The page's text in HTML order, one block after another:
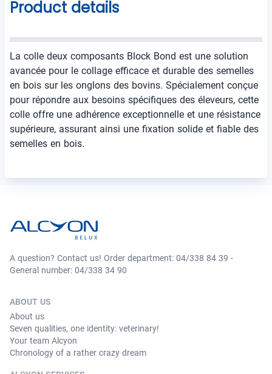
Product details
La colle deux composants Block Bond est une solution
avancée pour le collage efficace et durable des semelles
en bois sur les onglons des bovins. Spécialement conçue
pour répondre aux besoins spécifiques des éleveurs, cette
colle offre une adhérence exceptionnelle et une résistance
supérieure, assurant ainsi une fixation solide et fiable des
semelles en bois.
A question? Contact us! Order department: 04/338 84 39 -
General number: 04/338 34 90
ABOUT US
About us
Seven qualities, one identity: veterinary!
Your team Alcyon
Chronology of a rather crazy dream